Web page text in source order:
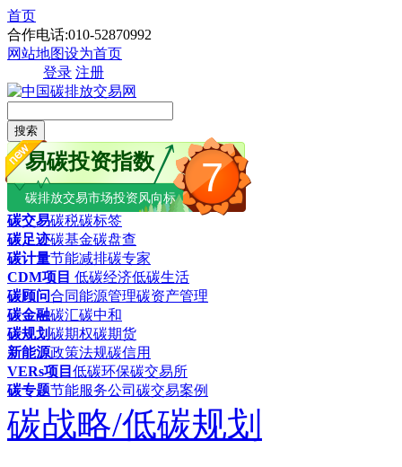
首页
合作电话:010-52870992
网站地图设为首页
登录 注册
搜索
7
易碳投资指数
碳排放交易市场投资风向标
碳交易碳税碳标签
碳足迹碳基金碳盘查
碳计量节能减排碳专家
CDM项目 低碳经济低碳生活
碳顾问合同能源管理碳资产管理
碳金融碳汇碳中和
碳规划碳期权碳期货
新能源政策法规碳信用
VERs项目 低碳环保碳交易所
碳专题节能服务公司 碳交易案例
碳战略/低碳规划